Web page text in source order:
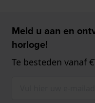
Meld u aan en
horloge!
Te besteden vanaf